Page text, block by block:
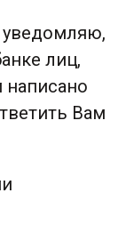
лиц,
Вам